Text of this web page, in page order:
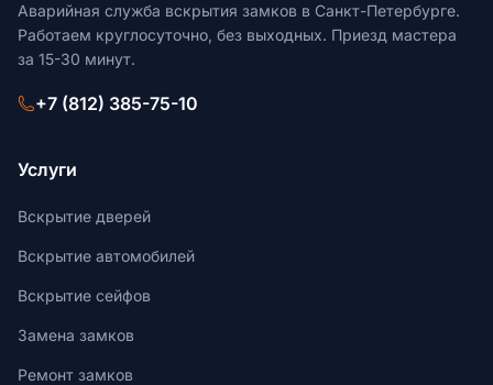
Аварийная служба вскрытия замков в Санкт-Петербурге.
Работаем круглосуточно, без выходных. Приезд мастера
за 15-30 минут.
+7 (812) 385-75-10
Услуги
Вскрытие дверей
Вскрытие автомобилей
Вскрытие сейфов
Замена замков
Ремонт замков